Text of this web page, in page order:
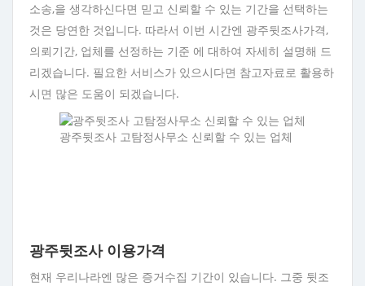
소송,을 생각하신다면 믿고 신뢰할 수 있는 기간을 선택하는
것은 당연한 것입니다. 따라서 이번 시간엔 광주뒷조사가격,
의뢰기간, 업체를 선정하는 기준 에 대하여 자세히 설명해 드
리겠습니다. 필요한 서비스가 있으시다면 참고자료로 활용하
시면 많은 도움이 되겠습니다.
광주뒷조사 고탐정사무소 신뢰할 수 있는 업체
광주뒷조사 이용가격
현재 우리나라엔 많은 증거수집 기간이 있습니다. 그중 뒷조